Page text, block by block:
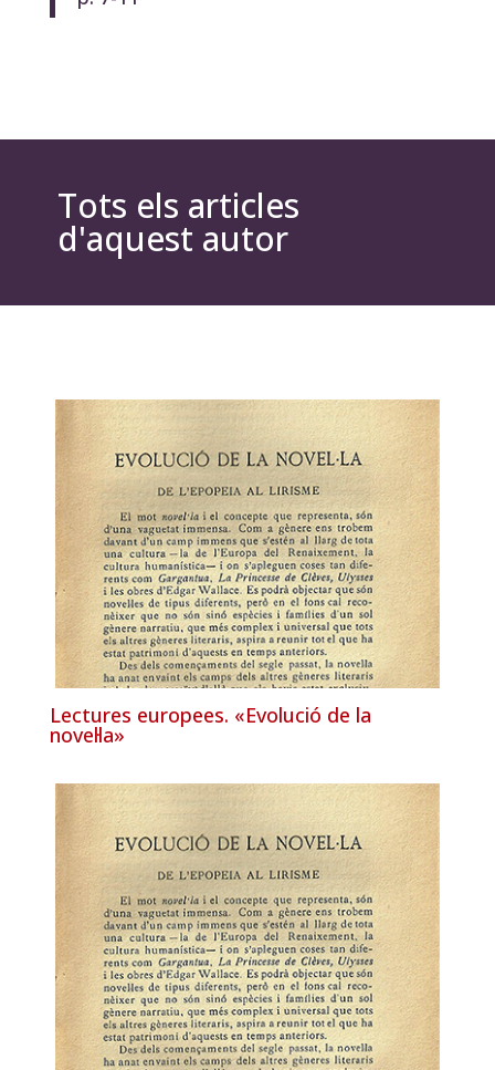
Tots els articles
d'aquest autor
Lectures europees. «Evolució de la
novel·la»